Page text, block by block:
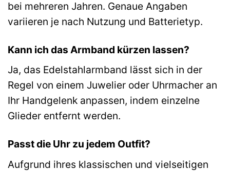
bei mehreren Jahren. Genaue Angaben
variieren je nach Nutzung und Batterietyp.
Kann ich das Armband kürzen lassen?
Ja, das Edelstahlarmband lässt sich in der
Regel von einem Juwelier oder Uhrmacher an
Ihr Handgelenk anpassen, indem einzelne
Glieder entfernt werden.
Passt die Uhr zu jedem Outfit?
Aufgrund ihres klassischen und vielseitigen